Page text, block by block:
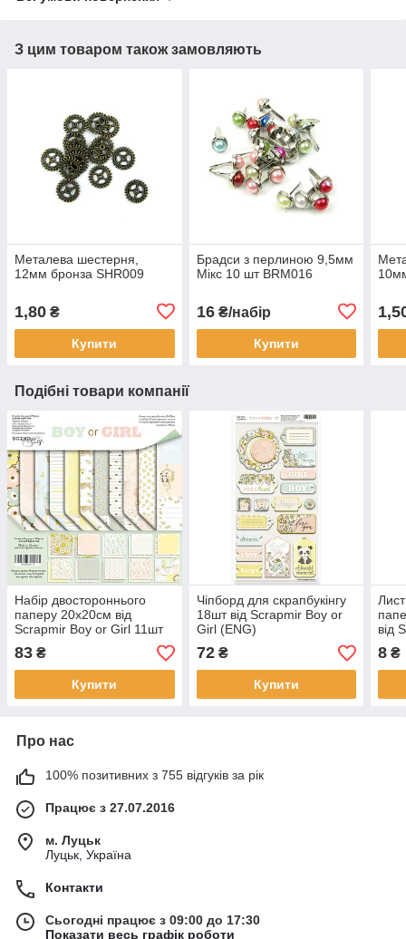
З цим товаром також замовляють
Металева шестерня,
12мм бронза SHR009
1,80 ₴
Купити
Брадси з перлиною 9,5мм
Мікс 10 шт BRM016
16₴/набір
Купити
Подібні товари компанії
Набір двостороннього
паперу 20х20см від
Scrapmir Boy or Girl 11шт
SM550016
83 ₴
Купити
Чіпборд для скрапбукінгу
18шт від Scrapmir Boy or
Girl (ENG)
SM5500019ENG
72₴
Купити
від
1шт
8 ₴
Про нас
100% позитивних з 755 відгуків за рік
Працює з 27.07.2016
м. Луцьк
Луцьк, Україна
Контакти
Сьогодні працює з 09:00 до 17:30
Показати весь графік роботи